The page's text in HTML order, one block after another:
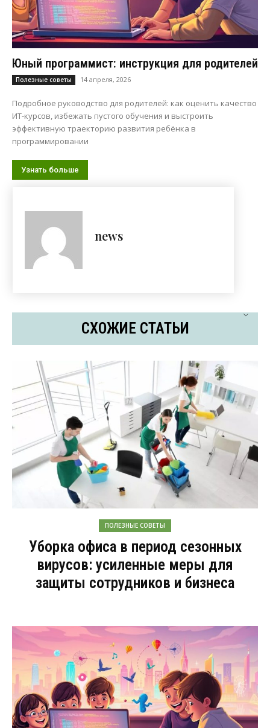
Юный программист: инструкция для родителей
Полезные советы 14 апреля, 2026
Подробное руководство для родителей: как оценить качество
ИТ-курсов, избежать пустого обучения и выстроить
эффективную траекторию развития ребёнка в
программировании
Узнать больше
news
СХОЖИЕ СТАТЬИ
ПОЛЕЗНЫЕ СОВЕТЫ
Уборка офиса в период сезонных
вирусов: усиленные меры для
защиты сотрудников и бизнеса